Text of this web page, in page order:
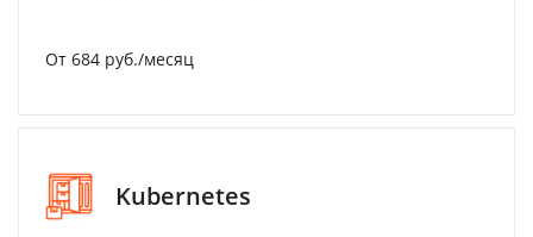
От 684 руб./месяц
Kubernetes